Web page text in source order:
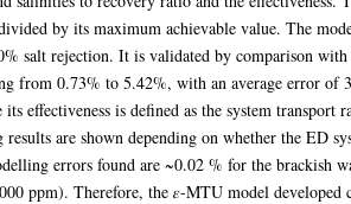
by its maximum achievable value. The
salt rejection. It is validated by comparison
from 0.73% to 5.42%, with an average error of
effectiveness is defined as the system transport
are shown depending on whether the ED
errors found are ~0.02 % for the brackish
ppm). Therefore, the 𝜀-MTU model developed